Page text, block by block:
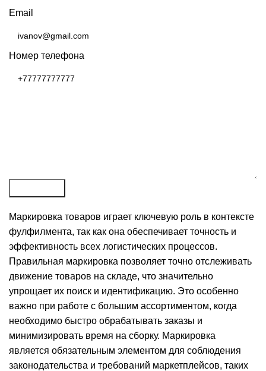
Email
Номер телефона
Маркировка товаров играет ключевую роль в контексте
фулфилмента, так как она обеспечивает точность и
эффективность всех логистических процессов.
Правильная маркировка позволяет точно отслеживать
движение товаров на складе, что значительно
упрощает их поиск и идентификацию. Это особенно
важно при работе с большим ассортиментом, когда
необходимо быстро обрабатывать заказы и
минимизировать время на сборку. Маркировка
является обязательным элементом для соблюдения
законодательства и требований маркетплейсов, таких